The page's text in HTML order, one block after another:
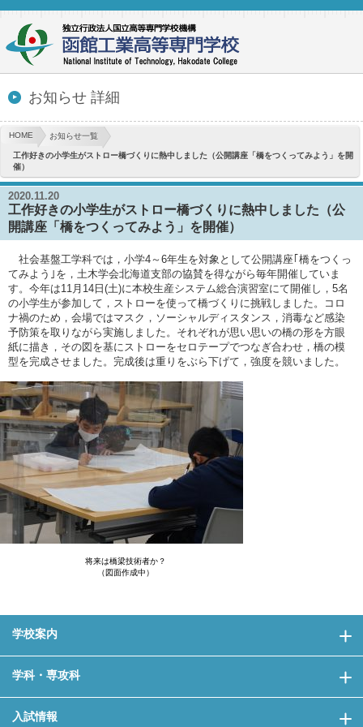
お知らせ 詳細
HOME お知らせ一覧
工作好きの小学生がストロー橋づくりに熱中しました（公開講座「橋をつくってみよう」を開
催）
2020.11.20
工作好きの小学生がストロー橋づくりに熱中しました（公
開講座「橋をつくってみよう」を開催）
社会基盤工学科では，小学4～6年生を対象として公開講座｢橋をつくっ
てみよう｣を，土木学会北海道支部の協賛を得ながら毎年開催していま
す。今年は11月14日(土)に本校生産システム総合演習室にて開催し，5名
の小学生が参加して，ストローを使って橋づくりに挑戦しました。コロ
ナ禍のため，会場ではマスク，ソーシャルディスタンス，消毒など感染
予防策を取りながら実施しました。それぞれが思い思いの橋の形を方眼
紙に描き，その図を基にストローをセロテープでつなぎ合わせ，橋の模
型を完成させました。完成後は重りをぶら下げて，強度を競いました。
将来は橋梁技術者か？
（図面作成中）
学校案内
学科・専攻科
入試情報